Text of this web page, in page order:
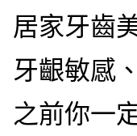
居家牙齒
牙齦敏感
之前你一